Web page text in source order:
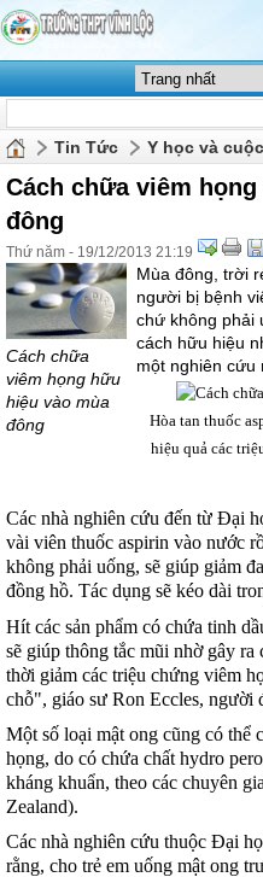
Tin Tức Y học và
Cách chữa viêm
đông
Thứ năm - 19/12/2013 21:19
Cách chữa
viêm họng hữu
hiệu vào mùa
đông
Mùa đông, trời
người bị bệnh
chứ không phải
cách hữu hiệu
một nghiên cứu
Hòa tan thuốc
hiệu quả các
Các nhà nghiên cứu đến từ Đại
vài viên thuốc aspirin vào nước
không phải uống, sẽ giúp giảm
đồng hồ. Tác dụng sẽ kéo dài
Hít các sản phẩm có chứa tinh
sẽ giúp thông tắc mũi nhờ gây
thời giảm các triệu chứng viêm
chỗ", giáo sư Ron Eccles, người
Một số loại mật ong cũng có thể
họng, do có chứa chất hydro
kháng khuẩn, theo các chuyên
Zealand).
Các nhà nghiên cứu thuộc Đại
rằng, cho trẻ em uống mật ong